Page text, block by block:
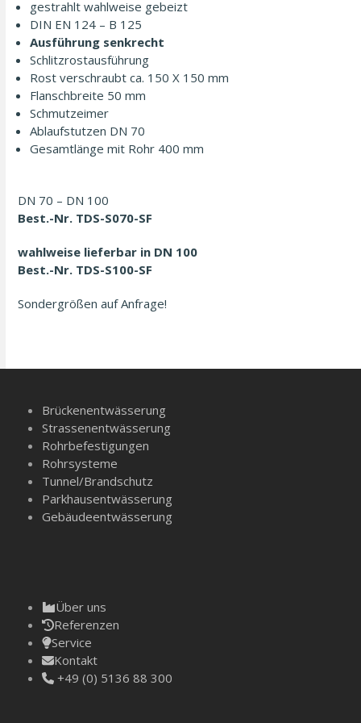
gestrahlt wahl­weise gebeizt
DIN EN 124 – B 125
Ausführung senkrecht
Schlitzrostausführung
Rost verschraubt ca. 150 X 150 mm
Flanschbreite 50 mm
Schmutzeimer
Ablauf­stutzen DN 70
Gesamtlänge mit Rohr 400 mm
DN 70 – DN 100
Best.-Nr. TDS-S070-SF
wahl­weise lieferbar in DN 100
Best.-Nr. TDS-S100-SF
Sondergrößen auf Anfrage!
Brückenentwässerung
Strassenentwässerung
Rohrbefestigungen
Rohrsysteme
Tunnel/­Brandschutz
Parkhausentwässerung
Gebäudeentwässerung
Über uns
Referenzen
Service
Kontakt
+49 (0) 5136 88 300